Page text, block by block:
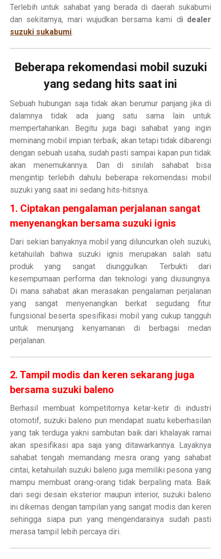
Terlebih untuk sahabat yang berada di daerah sukabumi
dan sekitarnya, mari wujudkan bersama kami di dealer
suzuki sukabumi
Beberapa rekomendasi mobil suzuki
yang sedang hits saat ini
Sebuah hubungan saja tidak akan berumur panjang jika di
dalamnya tidak ada juang satu sama lain untuk
mempertahankan. Begitu juga bagi sahabat yang ingin
meminang mobil impian terbaik, akan tetapi tidak dibarengi
dengan sebuah usaha, sudah pasti sampai kapan pun tidak
akan menemukannya. Dan di sinilah sahabat bisa
mengintip terlebih dahulu beberapa rekomendasi mobil
suzuki yang saat ini sedang hits-hitsnya.
1. Ciptakan pengalaman perjalanan sangat
menyenangkan bersama suzuki ignis
Dari sekian banyaknya mobil yang diluncurkan oleh suzuki,
ketahuilah bahwa suzuki ignis merupakan salah satu
produk yang sangat diunggulkan. Terbukti dari
kesempurnaan performa dan teknologi yang diusungnya.
Di mana sahabat akan merasakan pengalaman perjalanan
yang sangat menyenangkan berkat segudang fitur
fungsional beserta spesifikasi mobil yang cukup tangguh
untuk menunjang kenyamanan di berbagai medan
perjalanan.
2. Tampil modis dan keren sekarang juga
bersama suzuki baleno
Berhasil membuat kompetitornya ketar-ketir di industri
otomotif, suzuki baleno pun mendapat suatu keberhasilan
yang tak terduga yakni sambutan baik dari khalayak ramai
akan spesifikasi apa saja yang ditawarkannya. Layaknya
sahabat tengah memandang mesra orang yang sahabat
cintai, ketahuilah suzuki baleno juga memiliki pesona yang
mampu membuat orang-orang tidak berpaling mata. Baik
dari segi desain eksterior maupun interior, suzuki baleno
ini dikemas dengan tampilan yang sangat modis dan keren
sehingga siapa pun yang mengendarainya sudah pasti
merasa tampil lebih percaya diri.